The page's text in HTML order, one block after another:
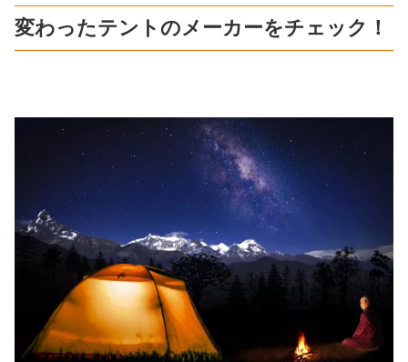
変わったテントのメーカーをチェック！